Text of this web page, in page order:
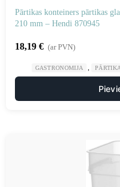
Pārtikas konteiners pārtikas
210 mm – Hendi 870945
18,19 € (ar PVN)
GASTRONOMIJA